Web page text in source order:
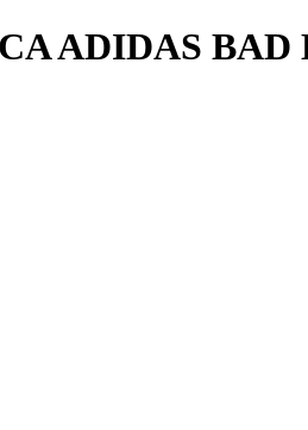
ADIDAS BAD